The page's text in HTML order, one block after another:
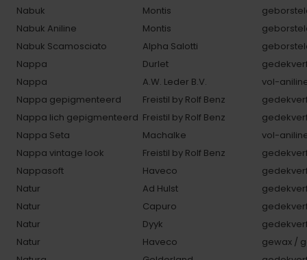
Nabuk
Montis
Nabuk Aniline
Montis
Nabuk Scamosciato
Alpha Salotti
Nappa
Durlet
Nappa
A.W. Leder B.V.
vol-
Nappa gepigmenteerd
Freistil by Rolf Benz
Nappa lich gepigmenteerd Freistil by Rolf Benz
Nappa Seta
Machalke
vol-
Nappa vintage look
Freistil by Rolf Benz
Nappasoft
Haveco
Natur
Ad Hulst
Natur
Capuro
Natur
Dyyk
Natur
Haveco
gewax /